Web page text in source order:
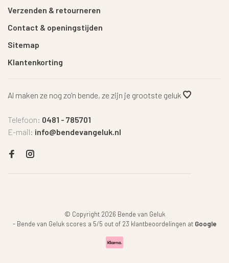
Verzenden & retourneren
Contact & openingstijden
Sitemap
Klantenkorting
Al maken ze nog zo'n bende, ze zijn je grootste geluk
Telefoon: 0481 - 785701
E-mail: info@bendevangeluk.nl
© Copyright 2026 Bende van Geluk
- Bende van Geluk scores a 5/5 out of 23 klantbeoordelingen at Google